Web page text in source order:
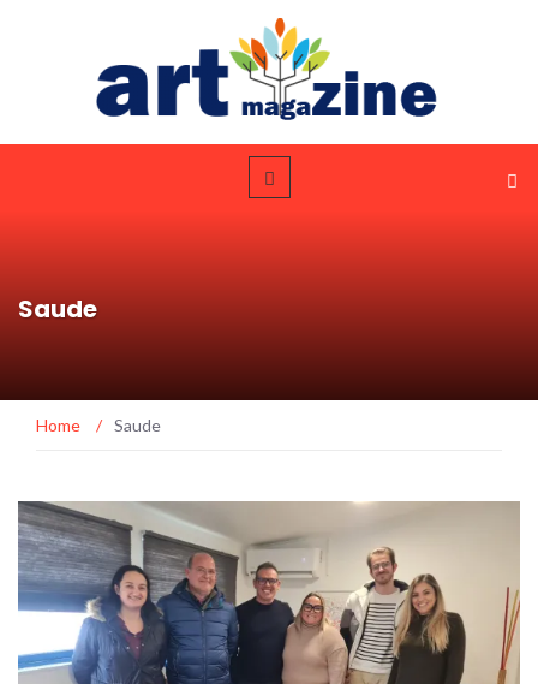
Saude
Home / Saude